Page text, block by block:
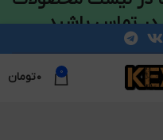
0 ۰تومان
در تماس باشید